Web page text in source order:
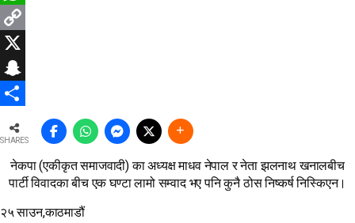
WhatsApp
Copy
Link
X
Snapchat
SHARES
नेकपा (एकीकृत समाजवादी) का अध्यक्ष माधव नेपाल र नेता झलनाथ खनालबीच
पार्टी विवादका बीच एक घण्टा लामो सम्वाद भए पनि कुनै ठोस निष्कर्ष निस्किएन।
२५ साउन,काठमाडौं